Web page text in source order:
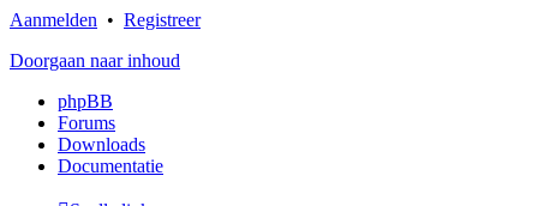
Aanmelden • Registreer
Doorgaan naar inhoud
phpBB
Forums
Downloads
Documentatie